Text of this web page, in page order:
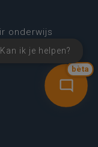
bèta
Kan ik je helpen?
onderwijs